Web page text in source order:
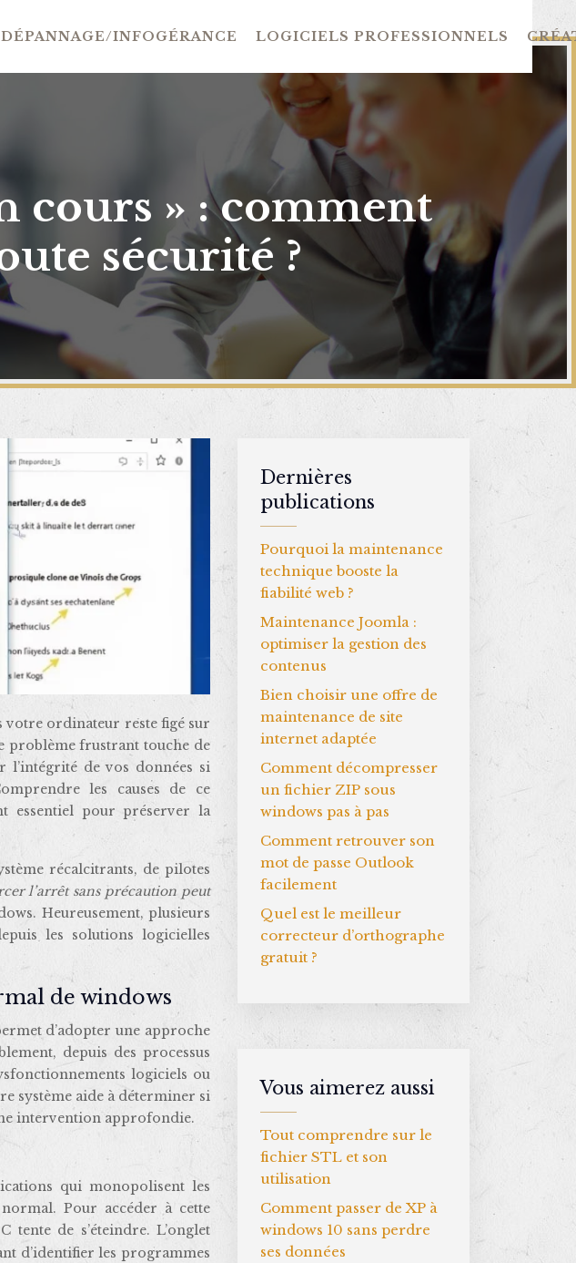
DÉPANNAGE/INFOGÉRANCE LOGICIELS PROFESSIONNELS
cours » : comment
sécurité ?
problème frustrant touche de
l’intégrité de vos données si
les causes de ce
essentiel pour préserver la
récalcitrants, de pilotes
l’arrêt sans précaution peut
Heureusement, plusieurs
les solutions logicielles
de windows
d’adopter une approche
depuis des processus
logiciels ou
système aide à déterminer si
intervention approfondie.
qui monopolisent les
Pour accéder à cette
tente de s’éteindre. L’onglet
d’identifier les programmes
Dernières
publications
Pourquoi la maintenance
technique booste la
fiabilité web ?
Maintenance Joomla :
optimiser la gestion des
contenus
Bien choisir une offre de
maintenance de site
internet adaptée
Comment décompresser
un fichier ZIP sous
windows pas à pas
Comment retrouver son
mot de passe Outlook
facilement
Quel est le meilleur
correcteur d’orthographe
gratuit ?
Vous aimerez aussi
Tout comprendre sur le
fichier STL et son
utilisation
Comment passer de XP à
windows 10 sans perdre
ses données